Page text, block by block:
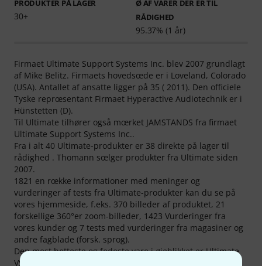
PRODUKTER PÅ LAGER
30+
Ø AF VARER DER ER TIL
RÅDIGHED
95.37% (1 år)
Firmaet Ultimate Support Systems Inc. blev 2007 grundlagt
af Mike Belitz. Firmaets hovedsœde er i Loveland, Colorado
(USA). Antallet af ansatte ligger på 35 ( 2011). Den officiele
Tyske reprœsentant Firmaet Hyperactive Audiotechnik er i
Hünstetten (D).
Til Ultimate tilhører også mœrket JAMSTANDS fra firmaet
Ultimate Support Systems Inc..
Fra i alt 40 Ultimate-produkter er 38 direkte på lager til
rådighed . Thomann sœlger produkter fra Ultimate siden
2007.
1821 en rœkke informationer med meninger og
vurderinger af tests fra Ultimate-produkter kan du se på
vores hjemmeside, f.eks. 370 billeder af produktet, 21
forskellige 360°er zoom-billeder, 1423 Vurderinger fra
vores kunder og 7 tests med vurderinger fra magasiner og
andre fagblade (forsk. sprog).
Den mest hotteste og fedeste vare i øjeblikket erUltimate
VS-88B